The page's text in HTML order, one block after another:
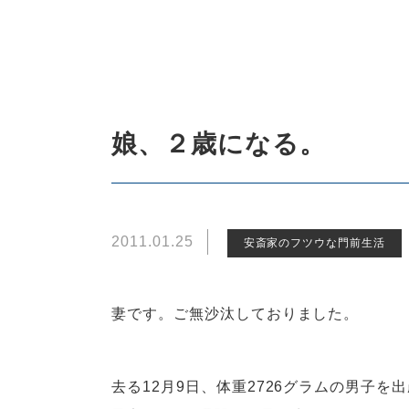
娘、２歳になる。
2011.01.25 安斎家のフツウな門前生活
妻です。ご無沙汰しておりました。
去る12月9日、体重2726グラムの男子を出